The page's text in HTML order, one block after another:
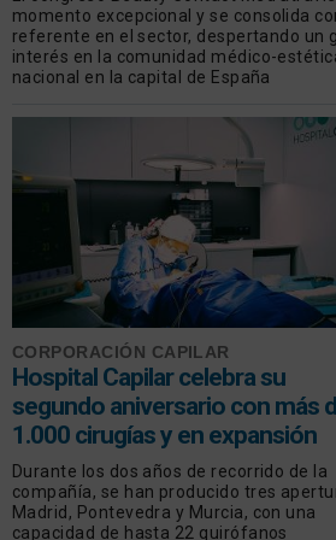
momento excepcional y se consolida
referente en el sector, despertando un
interés en la comunidad médico-
nacional en la capital de España
CORPORACIÓN CAPILAR
Hospital Capilar celebra su
segundo aniversario con más
1.000 cirugías y en expansión
Durante los dos años de recorrido de la
compañía, se han producido tres
Madrid, Pontevedra y Murcia, con una
capacidad de hasta 22 quirófanos